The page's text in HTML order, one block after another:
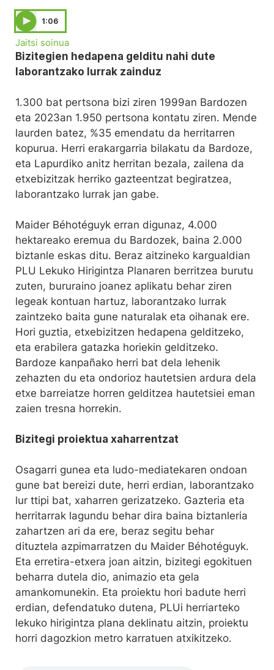
1:06
Jaitsi soinua
Bizitegien hedapena gelditu nahi dute
laborantzako lurrak zainduz
1.300 bat pertsona bizi ziren 1999an Bardozen
eta 2023an 1.950 pertsona kontatu ziren. Mende
laurden batez, %35 emendatu da herritarren
kopurua. Herri erakargarria bilakatu da Bardoze,
eta Lapurdiko anitz herritan bezala, zailena da
etxebizitzak herriko gazteentzat begiratzea,
laborantzako lurrak jan gabe.
Maider Béhotéguyk erran digunaz, 4.000
hektareako eremua du Bardozek, baina 2.000
biztanle eskas ditu. Beraz aitzineko kargualdian
PLU Lekuko Hirigintza Planaren berritzea burutu
zuten, bururaino joanez aplikatu behar ziren
legeak kontuan hartuz, laborantzako lurrak
zaintzeko baita gune naturalak eta oihanak ere.
Hori guztia, etxebizitzen hedapena gelditzeko,
eta erabilera gatazka horiekin gelditzeko.
Bardoze kanpañako herri bat dela lehenik
zehazten du eta ondorioz hautetsien ardura dela
etxe barreiatze horren gelditzea hautetsiei eman
zaien tresna horrekin.
Bizitegi proiektua xaharrentzat
Osagarri gunea eta ludo-mediatekaren ondoan
gune bat bereizi dute, herri erdian, laborantzako
lur ttipi bat, xaharren gerizatzeko. Gazteria eta
herritarrak lagundu behar dira baina biztanleria
zahartzen ari da ere, beraz segitu behar
dituztela azpimarratzen du Maider Béhotéguyk.
Eta erretira-etxera joan aitzin, bizitegi egokituen
beharra dutela dio, animazio eta gela
amankomunekin. Eta proiektu hori badute herri
erdian, defendatuko dutena, PLUi herriarteko
lekuko hirigintza plana deklinatu aitzin, proiektu
horri dagozkion metro karratuen atxikitzeko.